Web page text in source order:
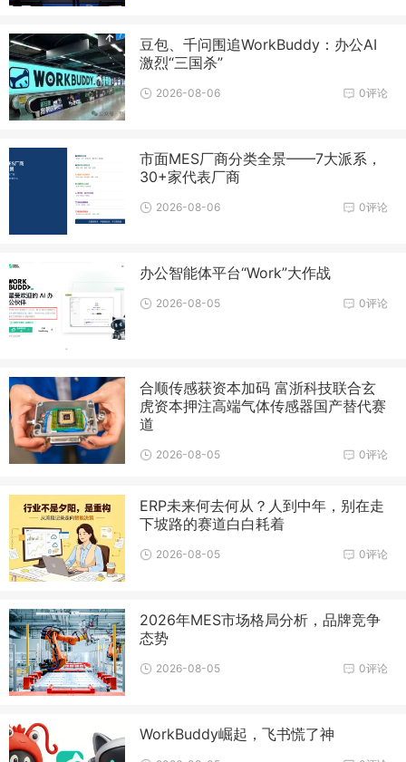
豆包、千问围追WorkBuddy：办公AI
激烈“三国杀”
0评论
2026-08-06
市面MES厂商分类全景——7大派系，
30+家代表厂商
0评论
2026-08-06
办公智能体平台“Work”大作战
0评论
2026-08-05
合顺传感获资本加码 富浙科技联合玄
虎资本押注高端气体传感器国产替代赛
道
0评论
2026-08-05
ERP未来何去何从？人到中年，别在走
下坡路的赛道白白耗着
0评论
2026-08-05
2026年MES市场格局分析，品牌竞争
态势
0评论
2026-08-05
WorkBuddy崛起，飞书慌了神